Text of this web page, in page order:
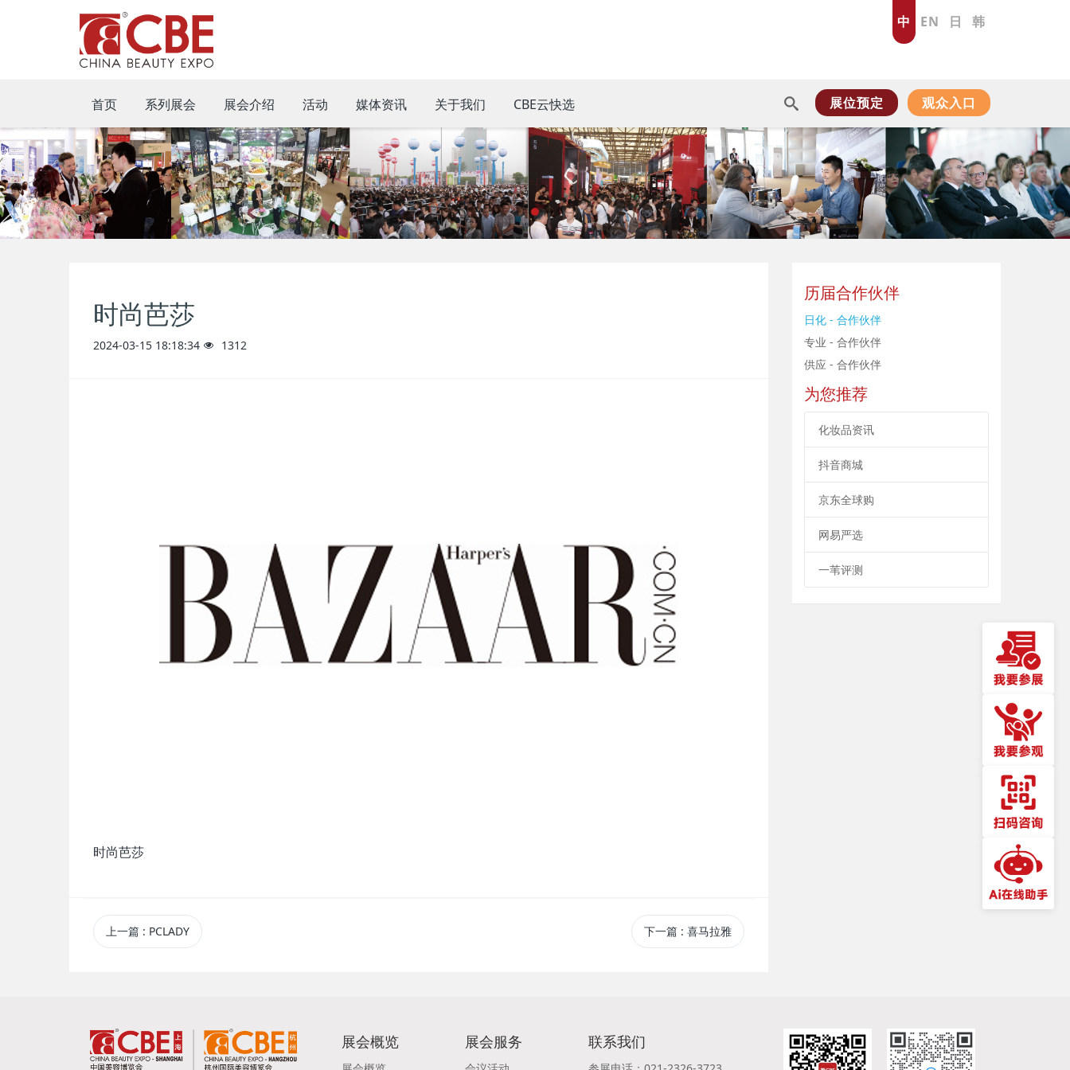
中 EN 日 韩
首页 系列展会 展会介绍 活动 媒体资讯 关于我们 CBE云快选 展位预定 观众入口
时尚芭莎
2024-03-15 18:18:34 1312
时尚芭莎
上一篇 : PCLADY 下一篇 : 喜马拉雅
历届合作伙伴
日化 - 合作伙伴
专业 - 合作伙伴
供应 - 合作伙伴
为您推荐
化妆品资讯
抖音商城
京东全球购
网易严选
一苇评测
展会概览 展会服务 联系我们